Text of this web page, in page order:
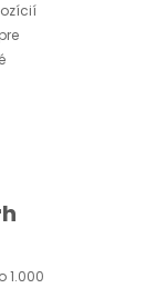
1.000